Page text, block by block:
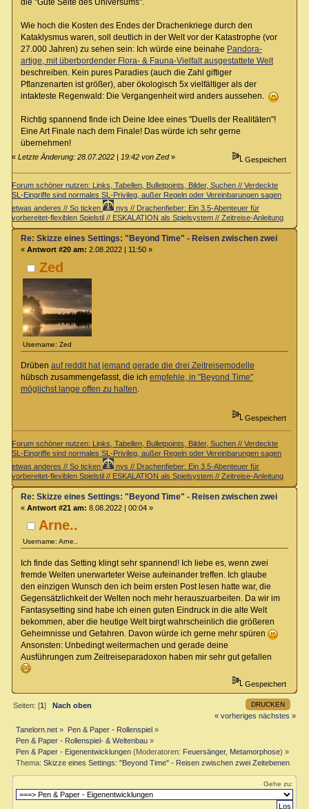
die "Gute Seite des Universums".
Wie hoch die Kosten des Endes der Drachenkriege durch den
Kataklysmus waren, soll deutlich in der Welt vor der Katastrophe (vor
27.000 Jahren) zu sehen sein: Ich würde eine beinahe Pandora-
artige, mit überbordender Flora- & Fauna-Vielfalt ausgestattete Welt
beschreiben. Kein pures Paradies (auch die Zahl giftiger
Pflanzenarten ist größer), aber ökologisch 5x vielfältiger als der
intakteste Regenwald: Die Vergangenheit wird anders aussehen.
Richtig spannend finde ich Deine Idee eines "Duells der Realitäten"!
Eine Art Finale nach dem Finale! Das würde ich sehr gerne
übernehmen!
«Letzte Änderung: 28.07.2022 | 19:42 von Zed» Gespeichert
Forum schöner nutzen: Links, Tabellen, Bulletpoints, Bilder, Suchen // Verdeckte
SL-Eingriffe sind normales SL-Privileg, außer Regeln oder Vereinbarungen sagen
etwas anderes // So ticken
nys // Drachenfieber: Ein 3.5-Abenteuer für
vorbereitet-flexiblen Spielstil // ESKALATION als Spielsystem // Zeitreise-Anleitung
Zed
Username: Zed
Re: Skizze eines Settings: "Beyond Time" - Reisen zwischen zwei
« Antwort #20 am: 2.08.2022 | 11:50 »
Drüben auf reddit hat jemand gerade die drei Zeitreisemodelle
hübsch zusammengefasst, die ich empfehle, in "Beyond Time"
möglichst lange offen zu halten.
Gespeichert
Forum schöner nutzen: Links, Tabellen, Bulletpoints, Bilder, Suchen // Verdeckte
SL-Eingriffe sind normales SL-Privileg, außer Regeln oder Vereinbarungen sagen
etwas anderes // So ticken
nys // Drachenfieber: Ein 3.5-Abenteuer für
vorbereitet-flexiblen Spielstil // ESKALATION als Spielsystem // Zeitreise-Anleitung
Arne..
Username: Arne..
Re: Skizze eines Settings: "Beyond Time" - Reisen zwischen zwei
« Antwort #21 am: 8.08.2022 | 00:04 »
Ich finde das Setting klingt sehr spannend! Ich liebe es, wenn zwei
fremde Welten unerwarteter Weise aufeinander treffen. Ich glaube
den einzigen Wunsch den ich beim ersten Post lesen hatte war, die
Gegensätzlichkeit der Welten noch mehr herauszuarbeiten. Da wir im
Fantasysetting sind habe ich einen guten Eindruck in die alte Welt
bekommen, aber die heutige Welt birgt wahrscheinlich die größeren
Geheimnisse und Gefahren. Davon würde ich gerne mehr spüren
Ansonsten: Unbedingt weitermachen und gerade deine
Ausführungen zum Zeitreiseparadoxon haben mir sehr gut gefallen
Gespeichert
DRUCKEN
Seiten: [1]Nach oben
« vorheriges nächstes »
Tanelorn.net » Pen & Paper - Rollenspiel»
Pen & Paper - Rollenspiel- & Weltenbau »
Pen & Paper - Eigenentwicklungen (Moderatoren: Feuersänger, Metamorphose) »
Thema:Skizze eines Settings: "Beyond Time" - Reisen zwischen zwei Zeitebenen
Gehe zu: